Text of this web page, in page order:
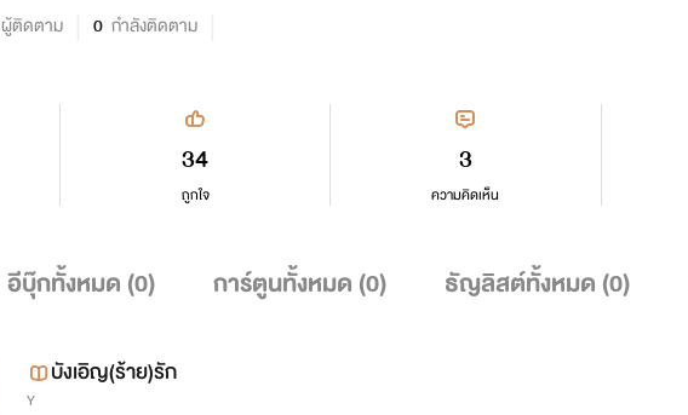
ผู้ติดตาม 0 กำลังติดตาม
34
ถูกใจ
3
ความคิดเห็น
อีบุ๊กทั้งหมด (0) การ์ตูนทั้งหมด (0) ธัญลิสต์ทั้งหมด (0)
บังเอิญ(ร้าย)รัก
Y